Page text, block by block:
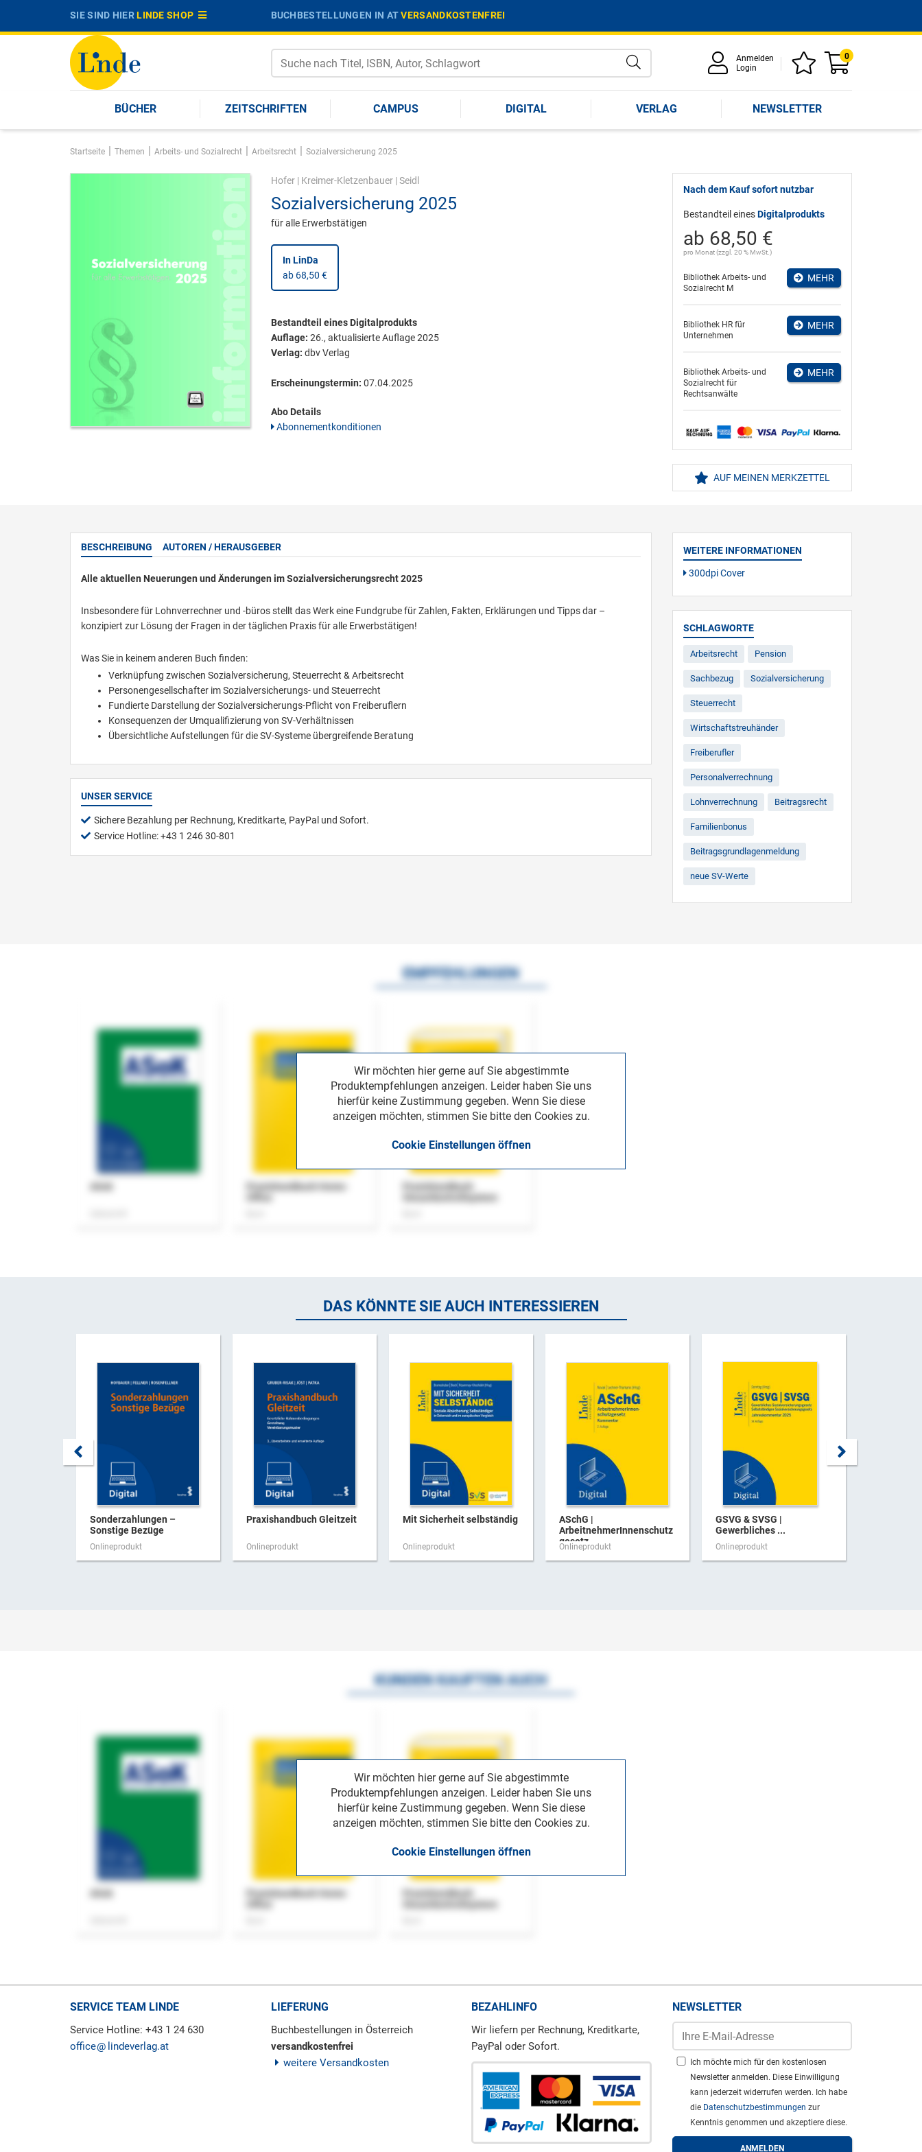
SIE SIND HIERLINDE SHOP BUCHBESTELLUNGEN IN ATVERSANDKOSTENFREI
Anmelden
Login
0
BÜCHER ZEITSCHRIFTEN CAMPUS DIGITAL VERLAG NEWSLETTER
Startseite | Themen | Arbeits- und Sozialrecht | Arbeitsrecht | Sozialversicherung 2025
Hofer| Kreimer-Kletzenbauer| Seidl
Sozialversicherung 2025
für alle Erwerbstätigen
In LinDa
ab 68,50 €
Bestandteil eines Digitalprodukts
Auflage: 26., aktualisierte Auflage 2025
Verlag: dbv Verlag
Erscheinungstermin: 07.04.2025
Abo Details
Abonnementkonditionen
Nach dem Kauf sofort nutzbar
Bestandteil einesDigitalprodukts
ab 68,50 €
pro Monat (zzgl. 20 % MwSt.)
Bibliothek Arbeits- und
Sozialrecht M
MEHR
Bibliothek HR für
Unternehmen
MEHR
Bibliothek Arbeits- und
Sozialrecht für
Rechtsanwälte
MEHR
AUF MEINEN MERKZETTEL
BESCHREIBUNG AUTOREN / HERAUSGEBER
Alle aktuellen Neuerungen und Änderungen im Sozialversicherungsrecht 2025
Insbesondere für Lohnverrechner und -büros stellt das Werk eine Fundgrube für Zahlen, Fakten, Erklärungen und Tipps dar –
konzipiert zur Lösung der Fragen in der täglichen Praxis für alle Erwerbstätigen!
Was Sie in keinem anderen Buch finden:
Verknüpfung zwischen Sozialversicherung, Steuerrecht & Arbeitsrecht
Personengesellschafter im Sozialversicherungs- und Steuerrecht
Fundierte Darstellung der Sozialversicherungs-Pflicht von Freiberuflern
Konsequenzen der Umqualifizierung von SV-Verhältnissen
Übersichtliche Aufstellungen für die SV-Systeme übergreifende Beratung
UNSER SERVICE
Sichere Bezahlung per Rechnung, Kreditkarte, PayPal und Sofort.
Service Hotline: +43 1 246 30-801
WEITERE INFORMATIONEN
300dpi Cover
SCHLAGWORTE
Arbeitsrecht Pension
Sachbezug Sozialversicherung
Steuerrecht
Wirtschaftstreuhänder
Freiberufler
Personalverrechnung
Lohnverrechnung Beitragsrecht
Familienbonus
Beitragsgrundlagenmeldung
neue SV-Werte
Wir möchten hier gerne auf Sie abgestimmte
Produktempfehlungen anzeigen. Leider haben Sie uns
hierfür keine Zustimmung gegeben. Wenn Sie diese
anzeigen möchten, stimmen Sie bitte den Cookies zu.
Cookie Einstellungen öffnen
EMPFEHLUNGEN
Praxishandbuch Home-
Praxishandbuch
DAS KÖNNTE SIE AUCH INTERESSIEREN
Sonderzahlungen –
Sonstige Bezüge
Onlineprodukt
Praxishandbuch Gleitzeit
Onlineprodukt
Mit Sicherheit selbständig
Onlineprodukt
ASchG |
ArbeitnehmerInnenschutz
gesetz
Onlineprodukt
GSVG & SVSG |
Gewerbliches ...
Onlineprodukt
Wir möchten hier gerne auf Sie abgestimmte
Produktempfehlungen anzeigen. Leider haben Sie uns
hierfür keine Zustimmung gegeben. Wenn Sie diese
anzeigen möchten, stimmen Sie bitte den Cookies zu.
Cookie Einstellungen öffnen
KUNDEN KAUFTEN AUCH
Praxishandbuch Home-
Praxishandbuch
SERVICE TEAM LINDE
Service Hotline: +43 1 24 630
office
lindeverlag.at
LIEFERUNG
Buchbestellungen in Österreich
versandkostenfrei
weitere Versandkosten
BEZAHLINFO
Wir liefern per Rechnung, Kreditkarte,
PayPal oder Sofort.
NEWSLETTER
Ich möchte mich für den kostenlosen
Newsletter anmelden. Diese Einwilligung
kann jederzeit widerrufen werden. Ich habe
die Datenschutzbestimmungen zur
Kenntnis genommen und akzeptiere diese.